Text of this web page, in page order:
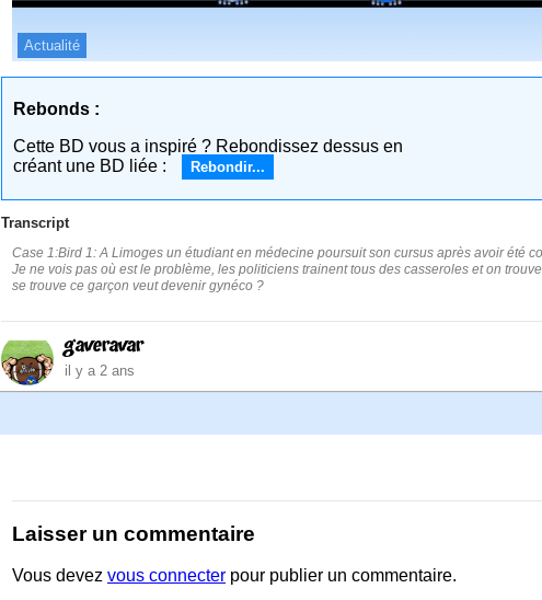
Actualité
Rebonds :
Cette BD vous a inspiré ? Rebondissez dessus en
créant une BD liée :
Rebondir...
Transcript
Case 1:Bird 1: A Limoges un étudiant en médecine poursuit son cursus après avoir été
Je ne vois pas où est le problème, les politiciens trainent tous des casseroles et on
se trouve ce garçon veut devenir gynéco ?
gaveravar
il y a 2 ans
Laisser un commentaire
Vous devez vous connecter pour publier un commentaire.